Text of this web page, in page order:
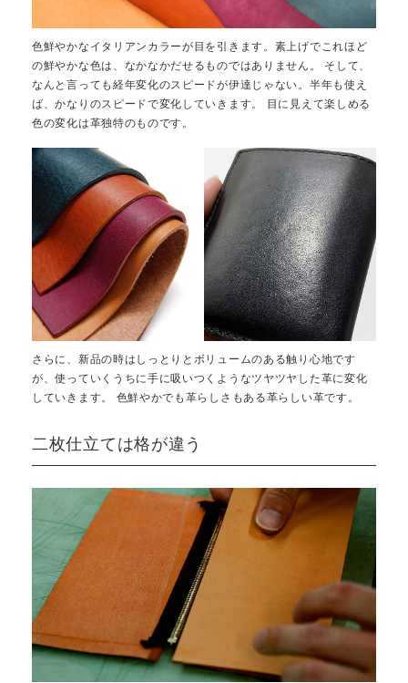
色鮮やかなイタリアンカラーが目を引きます。素上げでこれほど
の鮮やかな色は、なかなかだせるものではありません。 そして、
なんと言っても経年変化のスピードが伊達じゃない。半年も使え
ば、かなりのスピードで変化していきます。 目に見えて楽しめる
色の変化は革独特のものです。
さらに、新品の時はしっとりとボリュームのある触り心地です
が、使っていくうちに手に吸いつくようなツヤツヤした革に変化
していきます。 色鮮やかでも革らしさもある革らしい革です。
二枚仕立ては格が違う